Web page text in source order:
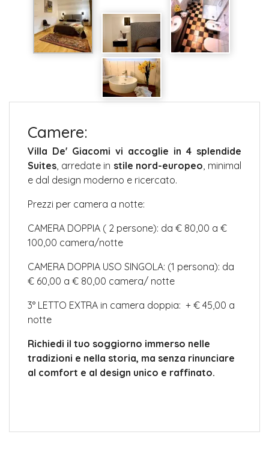
Camere:
Villa De' Giacomi vi accoglie in 4 splendide
Suites , arredate in stile nord-europeo , minimal
e dal design moderno e ricercato.
Prezzi per camera a notte:
CAMERA DOPPIA ( 2 persone): da € 80,00 a €
100,00 camera/notte
CAMERA DOPPIA USO SINGOLA: (1 persona): da
€ 60,00 a € 80,00 camera/ notte
3° LETTO EXTRA in camera doppia: + € 45,00 a
notte
Richiedi il tuo soggiorno immerso nelle
tradizioni e nella storia, ma senza rinunciare
al comfort e al design unico e raffinato.